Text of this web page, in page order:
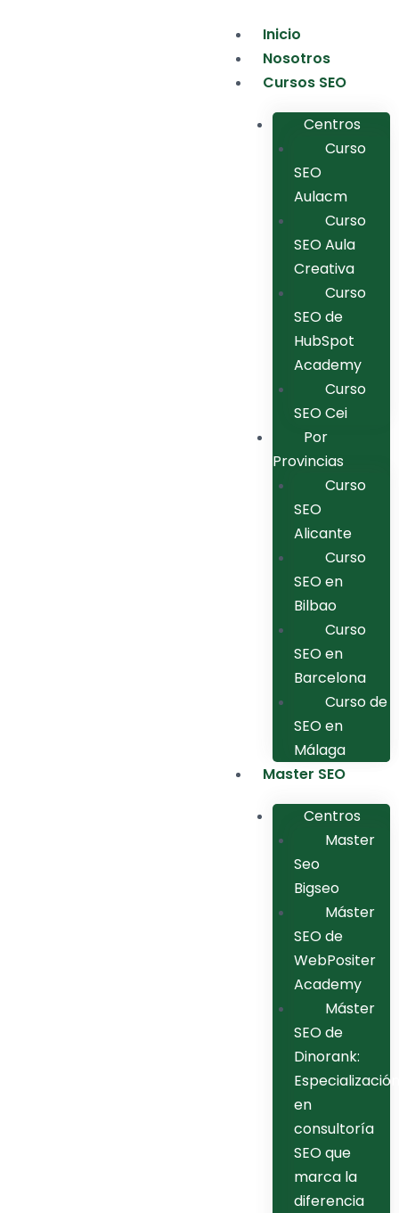
Inicio
Nosotros
Cursos SEO
Centros
Curso
SEO
Aulacm
Curso
SEO Aula
Creativa
Curso
SEO de
HubSpot
Academy
Curso
SEO Cei
Por
Provincias
Curso
SEO
Alicante
Curso
SEO en
Bilbao
Curso
SEO en
Barcelona
Curso de
SEO en
Málaga
Master SEO
Centros
Master
Seo
Bigseo
Máster
SEO de
WebPositer
Academy
Máster
SEO de
Dinorank:
Especialización
en
consultoría
SEO que
marca la
diferencia